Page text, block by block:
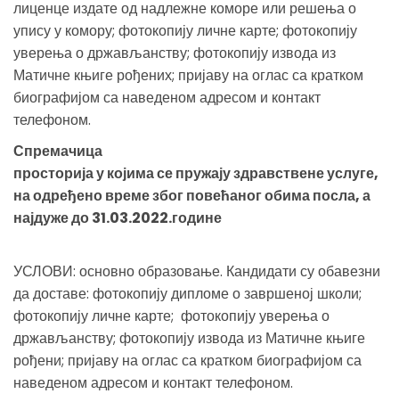
лиценце издате од надлежне коморе или решења о
упису у комору; фотокопију личне карте; фотокопију
уверења о држављанству; фотокопију извода из
Матичне књиге рођених; пријаву на оглас са кратком
биографијом са наведеном адресом и контакт
телефоном.
Спремачица
просторија у којима се пружају здравствене услуге,
на одређено време због повећаног обима посла, а
најдуже до 31.03.2022.године
УСЛОВИ: основно образовање. Кандидати су обавезни
да доставе: фотокопију дипломе о завршеној школи;
фотокопију личне карте; фотокопију уверења о
држављанству; фотокопију извода из Матичне књиге
рођени; пријаву на оглас са кратком биографијом са
наведеном адресом и контакт телефоном.